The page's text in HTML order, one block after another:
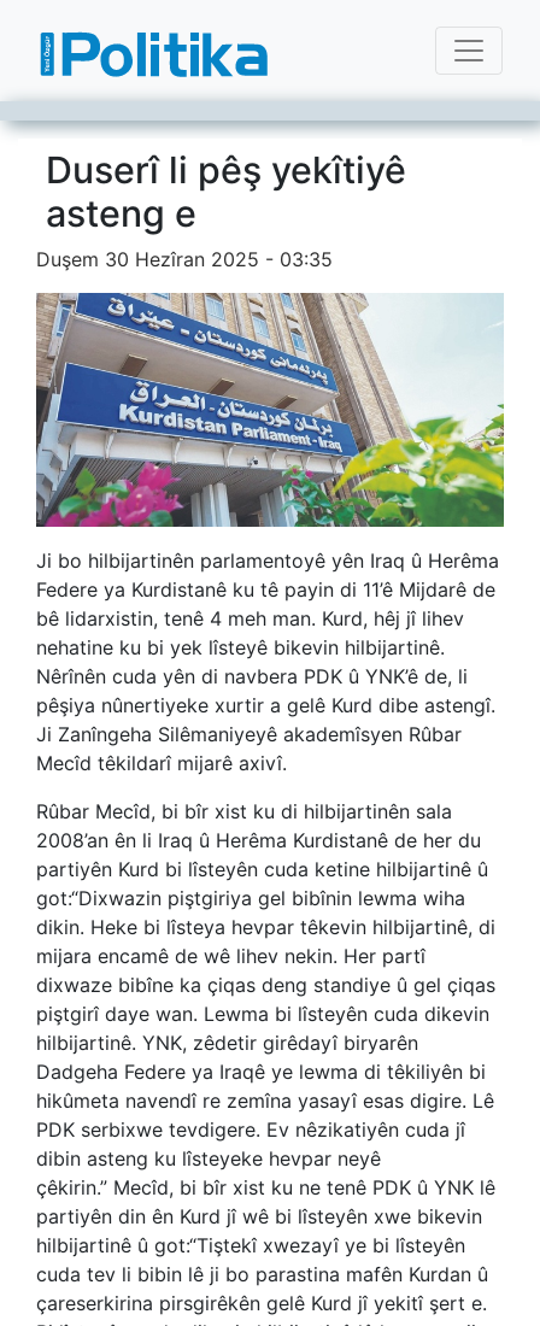
Duserî li pêş yekîtiyê
asteng e
Duşem 30 Hezîran 2025 - 03:35
Ji bo hilbijartinên parlamentoyê yên Iraq û Herêma
Federe ya Kurdistanê ku tê payin di 11’ê Mijdarê de
bê lidarxistin, tenê 4 meh man. Kurd, hêj jî lihev
nehatine ku bi yek lîsteyê bikevin hilbijartinê.
Nêrînên cuda yên di navbera PDK û YNK’ê de, li
pêşiya nûnertiyeke xurtir a gelê Kurd dibe astengî.
Ji Zanîngeha Silêmaniyeyê akademîsyen Rûbar
Mecîd têkildarî mijarê axivî.
Rûbar Mecîd, bi bîr xist ku di hilbijartinên sala
2008’an ên li Iraq û Herêma Kurdistanê de her du
partiyên Kurd bi lîsteyên cuda ketine hilbijartinê û
got:“Dixwazin piştgiriya gel bibînin lewma wiha
dikin. Heke bi lîsteya hevpar têkevin hilbijartinê, di
mijara encamê de wê lihev nekin. Her partî
dixwaze bibîne ka çiqas deng standiye û gel çiqas
piştgirî daye wan. Lewma bi lîsteyên cuda dikevin
hilbijartinê. YNK, zêdetir girêdayî biryarên
Dadgeha Federe ya Iraqê ye lewma di têkiliyên bi
hikûmeta navendî re zemîna yasayî esas digire. Lê
PDK serbixwe tevdigere. Ev nêzikatiyên cuda jî
dibin asteng ku lîsteyeke hevpar neyê
çêkirin.” Mecîd, bi bîr xist ku ne tenê PDK û YNK lê
partiyên din ên Kurd jî wê bi lîsteyên xwe bikevin
hilbijartinê û got:“Tiştekî xwezayî ye bi lîsteyên
cuda tev li bibin lê ji bo parastina mafên Kurdan û
çareserkirina pirsgirêkên gelê Kurd jî yekitî şert e.